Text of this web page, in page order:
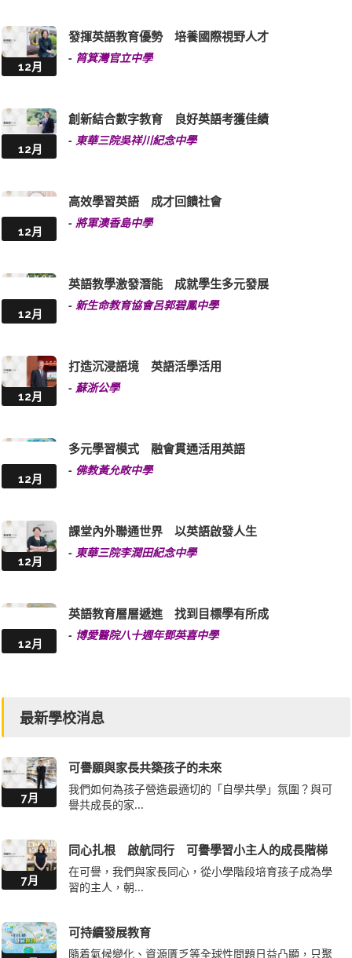
12月
發揮英語教育優勢 培養國際視野人才
- 筲箕灣官立中學
12月
創新結合數字教育 良好英語考獲佳績
- 東華三院吳祥川紀念中學
12月
高效學習英語 成才回饋社會
- 將軍澳香島中學
12月
英語教學激發潛能 成就學生多元發展
- 新生命教育協會呂郭碧鳳中學
12月
打造沉浸語境 英語活學活用
- 蘇浙公學
12月
多元學習模式 融會貫通活用英語
- 佛教黃允畋中學
12月
課堂內外聯通世界 以英語啟發人生
- 東華三院李潤田紀念中學
12月
英語教育層層遞進 找到目標學有所成
- 博愛醫院八十週年鄧英喜中學
最新學校消息
7月
可譽願與家長共築孩子的未來
我們如何為孩子營造最適切的「自學共學」氛圍？與可
譽共成長的家...
7月
同心扎根 啟航同行 可譽學習小主人的成長階梯
在可譽，我們與家長同心，從小學階段培育孩子成為學
習的主人，朝...
可持續發展教育
隨着氣候變化、資源匱乏等全球性問題日益凸顯，只聚